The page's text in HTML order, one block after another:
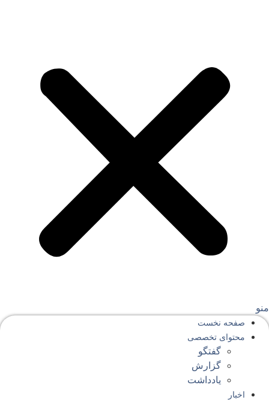
صفحه‌ نخست
محتوای‌ تخصصی
گفتگو
گزارش
یادداشت
اخبار